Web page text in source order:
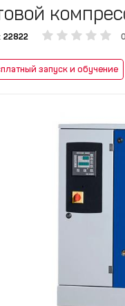
22822
запуск и обучение